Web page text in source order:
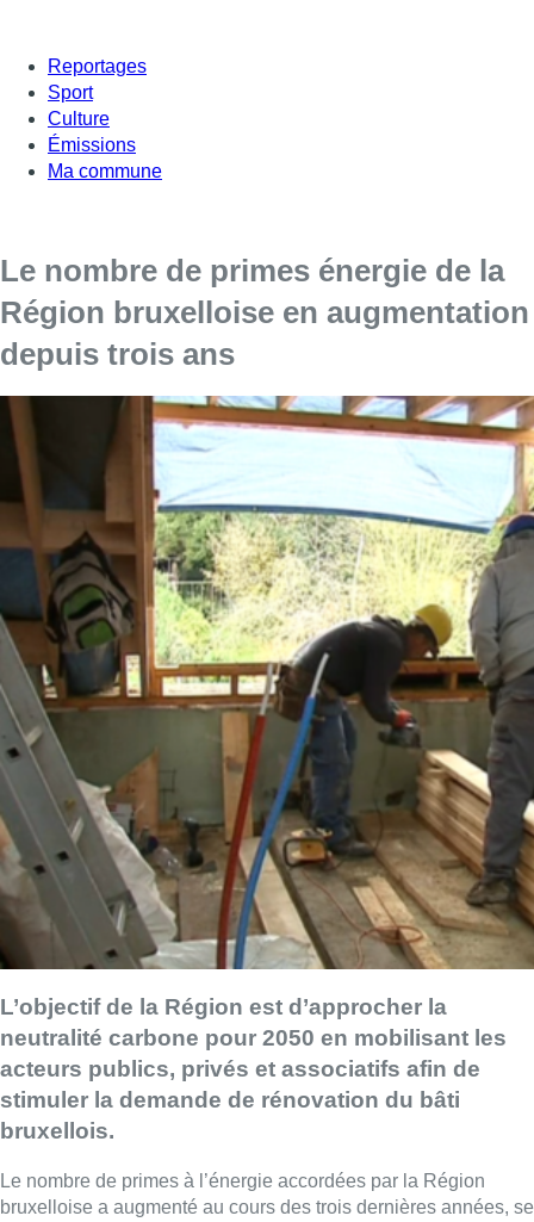
Reportages
Sport
Culture
Émissions
Ma commune
Le nombre de primes énergie de la
Région bruxelloise en augmentation
depuis trois ans
L’objectif de la Région est d’approcher la
neutralité carbone pour 2050 en mobilisant les
acteurs publics, privés et associatifs afin de
stimuler la demande de rénovation du bâti
bruxellois.
Le nombre de primes à l’énergie accordées par la Région
bruxelloise a augmenté au cours des trois dernières années, se